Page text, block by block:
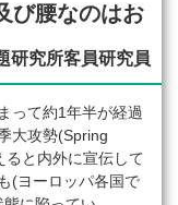
び腰なのはお
研究所客員研究員
って約1年半が経過
大攻勢(Spring
と内外に宣伝して
(ヨーロッパ各国で